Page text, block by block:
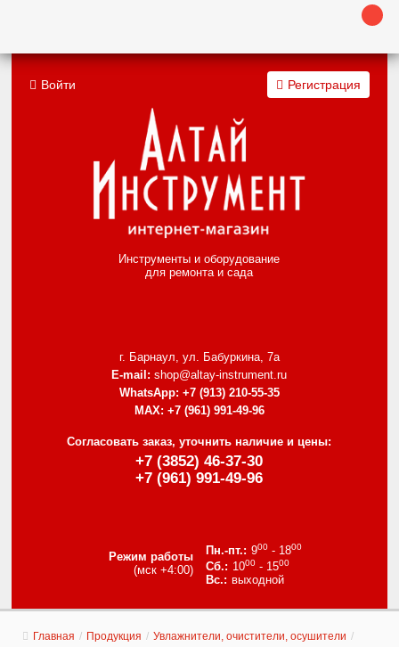
Инструменты и оборудование
для ремонта и сада
г. Барнаул, ул. Бабуркина, 7а
E-mail: shop@altay-instrument.ru
WhatsApp: +7 (913) 210-55-35
MAX: +7 (961) 991-49-96
Согласовать заказ, уточнить наличие и цены:
+7 (3852) 46-37-30
+7 (961) 991-49-96
Режим работы
(мск +4:00)
900- 1800
1000- 1500
выходной
Войти Регистрация
Главная / Продукция / Увлажнители, очистители, осушители /